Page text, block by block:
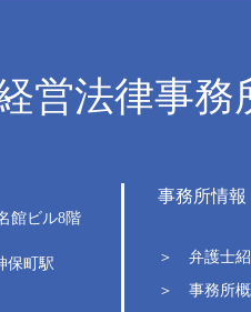
営法律事務
館ビル8階
保町駅
事務所情報
＞ 弁護士
＞ 事務所